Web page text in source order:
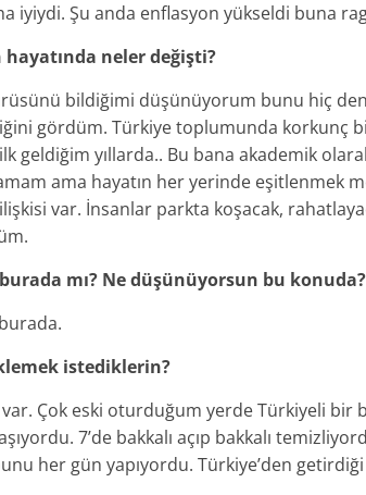
iyiydi. Şu anda enflasyon yükseldi buna
neler değişti?
bildiğimi düşünüyorum bunu hiç
gördüm. Türkiye toplumunda korkunç
ilk geldiğim yıllarda.. Bu bana akademik
ama hayatın her yerinde eşitlenmek
var. İnsanlar parkta koşacak,
mı? Ne düşünüyorsun bu konuda?
istediklerin?
Çok eski oturduğum yerde Türkiyeli bir
7’de bakkalı açıp bakkalı
her gün yapıyordu. Türkiye’den